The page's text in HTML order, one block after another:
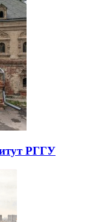
РГГУ